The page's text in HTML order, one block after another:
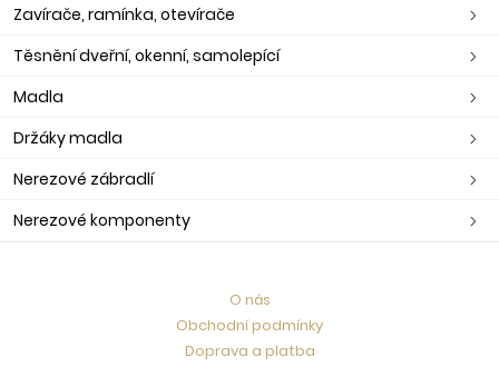
Zavírače, ramínka, otevírače
Těsnění dveřní, okenní, samolepící
Madla
Držáky madla
Nerezové zábradlí
Nerezové komponenty
O nás
Obchodní podmínky
Doprava a platba